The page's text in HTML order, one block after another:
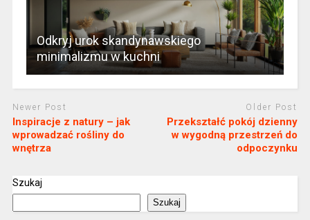
Odkryj urok skandynawskiego
minimalizmu w kuchni
Newer Post
Inspiracje z natury – jak
wprowadzać rośliny do
wnętrza
Older Post
Przekształć pokój dzienny
w wygodną przestrzeń do
odpoczynku
Szukaj
Szukaj